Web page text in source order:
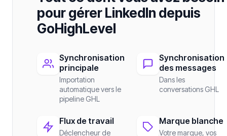
pour gérer LinkedIn depuis
GoHighLevel
Synchronisation
principale
Importation
automatique vers le
pipeline GHL
Synchronisation
des messages
Dans les
conversations GHL
Flux de travail
Déclencheur de
Marque blanche
Votre marque, vos